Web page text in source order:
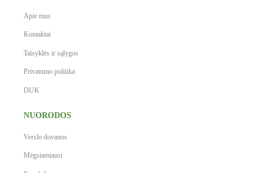
Apie mus
Kontaktai
Taisyklės ir sąlygos
Privatumo poltiika
DUK
NUORODOS
Verslo dovanos
Mėgstamiausi